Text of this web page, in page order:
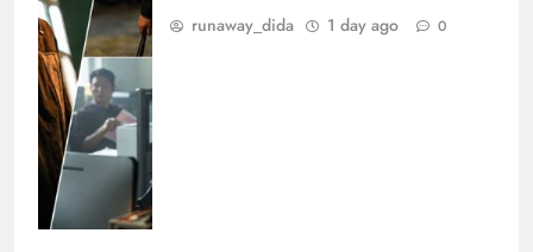
runaway_dida 1 day ago 0